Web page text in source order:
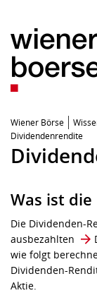
Wiener Börse
Dividendenrendite
Was ist
Die Dividenden-
ausbezahlten
wie folgt
Dividenden-
Aktie.